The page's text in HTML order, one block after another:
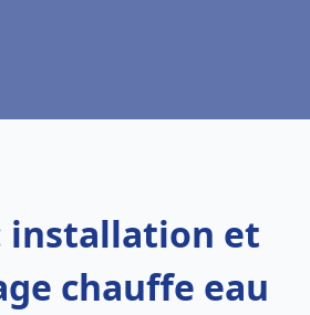
installation et
chauffe eau